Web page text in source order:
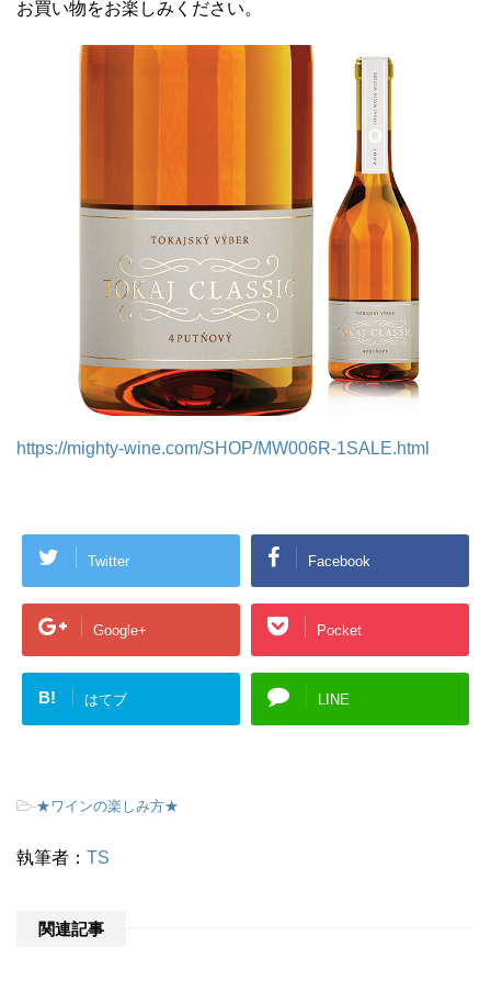
お買い物をお楽しみください。
https://mighty-wine.com/SHOP/MW006R-1SALE.html
Twitter Facebook
Google+ Pocket
B! はてブ LINE
-★ワインの楽しみ方★
執筆者： TS
関連記事